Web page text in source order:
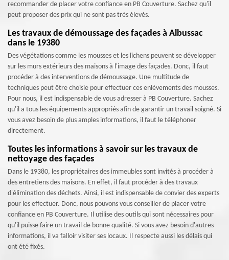
recommander de placer votre confiance en PB Couverture. Sachez qu'il
peut proposer des prix qui ne sont pas très élevés.
Les travaux de démoussage des façades à Albussac
dans le 19380
Des végétations comme les mousses et les lichens peuvent se développer
sur les murs extérieurs des maisons à l'image des façades. Donc, il faut
procéder à des interventions de démoussage. Une multitude de
techniques peut être choisie pour effectuer ces enlèvements des mousses.
Pour nous, il est indispensable de vous adresser à PB Couverture. Sachez
qu'il a tous les équipements appropriés afin de garantir un travail soigné. Si
vous avez besoin de plus amples informations, il faut le téléphoner
directement.
Toutes les informations à savoir sur les travaux de
nettoyage des façades
Dans le 19380, les propriétaires des immeubles sont invités à procéder à
des entretiens des maisons. En effet, il faut procéder à des travaux
d'élimination des déchets. Ainsi, il est indispensable de convier des experts
pour les effectuer. Donc, nous pouvons vous conseiller de placer votre
confiance en PB Couverture. Il utilise des outils qui sont nécessaires pour
qu'il puisse faire un travail de bonne qualité. Si vous avez besoin d'autres
informations, il va falloir visiter ses locaux. Il respecte aussi les délais qui
ont été fixés.